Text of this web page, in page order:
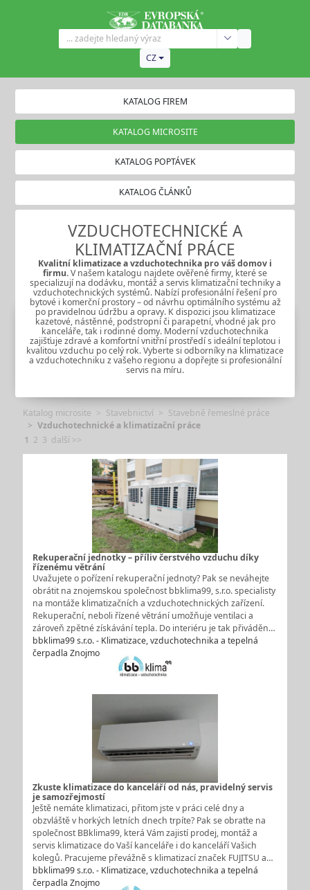
CZ
KATALOG FIREM
KATALOG MICROSITE
KATALOG POPTÁVEK
KATALOG ČLÁNKŮ
VZDUCHOTECHNICKÉ A
KLIMATIZAČNÍ PRÁCE
Kvalitní klimatizaceavzduchotechnika pro váš domov i
firmu.V našem katalogu najdete ověřené firmy, které se
specializují na dodávku, montáž a servis klimatizační techniky a
vzduchotechnických systémů. Nabízí profesionální řešení pro
bytové i komerční prostory – od návrhu optimálního systému až
po pravidelnou údržbu a opravy. K dispozici jsou klimatizace
kazetové, nástěnné, podstropní či parapetní, vhodné jak pro
kanceláře, tak i rodinné domy. Moderní vzduchotechnika
zajišťuje zdravé a komfortní vnitřní prostředí s ideální teplotou i
kvalitou vzduchu po celý rok. Vyberte si odborníky na klimatizace
a vzduchotechniku z vašeho regionu a dopřejte si profesionální
servis na míru.
Katalog microsite Stavebnictví
Stavebně řemeslné práce
Vzduchotechnické a klimatizační práce
1 2 3 další >>
Rekuperační jednotky – příliv čerstvého vzduchu díky
řízenému větrání
Uvažujete o pořízení rekuperační jednoty? Pak se neváhejte
obrátit na znojemskou společnost bbklima99, s.r.o. specialisty
na montáže klimatizačních a vzduchotechnických zařízení.
Rekuperační, neboli řízené větrání umožňuje ventilaci a
zároveň zpětné získávání tepla. Do interiéru je tak přiváděn…
bbklima99 s.r.o. - Klimatizace, vzduchotechnika a tepelná
čerpadla Znojmo
Zkuste klimatizace do kanceláří od nás, pravidelný servis
je samozřejmostí
Ještě nemáte klimatizaci, přitom jste v práci celé dny a
obzvláště v horkých letních dnech trpíte? Pak se obraťte na
společnost BBklima99, která Vám zajistí prodej, montáž a
servis klimatizace do Vaší kanceláře i do kanceláří Vašich
kolegů. Pracujeme převážně s klimatizací značek FUJITSU a…
bbklima99 s.r.o. - Klimatizace, vzduchotechnika a tepelná
čerpadla Znojmo